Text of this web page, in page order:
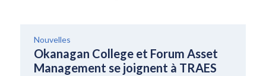
Nouvelles
Okanagan College et Forum Asset
Management se joignent à TRAES